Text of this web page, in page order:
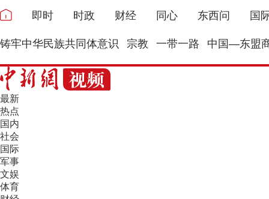
即时 时政 财经 同心 东西问 国
铸牢中华民族共同体意识 宗教 一带一路 中国—东盟
最新
热点
国内
社会
国际
军事
文娱
体育